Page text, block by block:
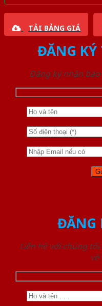
TẢI BẢNG GIÁ
ĐĂNG KÝ
Đăng ký nhận
ĐĂNG
Liên hệ với chúng